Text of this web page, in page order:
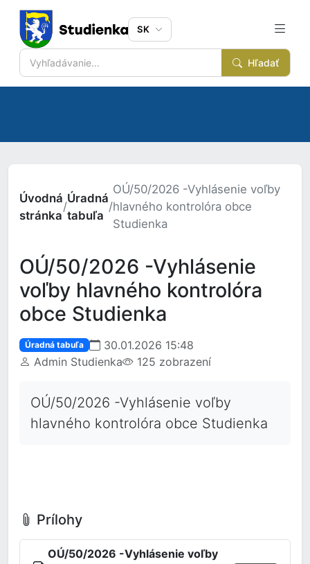
Hľadať
SK
Úvodná
stránka
/
Úradná
tabuľa
/
OÚ/50/2026 -Vyhlásenie voľby
hlavného kontrolóra obce
Studienka
OÚ/50/2026 -Vyhlásenie
voľby hlavného kontrolóra
obce Studienka
Úradná tabuľa
30.01.2026 15:48
Admin Studienka
125 zobrazení
OÚ/50/2026 -Vyhlásenie voľby
hlavného kontrolóra obce Studienka
Prílohy
OÚ/50/2026 -Vyhlásenie voľby